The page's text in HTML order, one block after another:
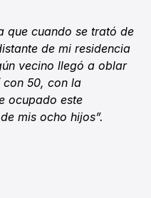
que cuando se trató de
de mi residencia
vecino llegó a oblar
50, con la
ocupado este
mis ocho hijos”.